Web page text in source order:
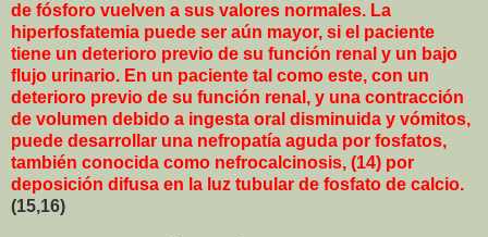
de fósforo vuelven a sus valores normales. La
hiperfosfatemia puede ser aún mayor, si el paciente
tiene un deterioro previo de su función renal y un bajo
flujo urinario. En un paciente tal como este, con un
deterioro previo de su función renal, y una contracción
de volumen debido a ingesta oral disminuida y vómitos,
puede desarrollar una nefropatía aguda por fosfatos,
también conocida como nefrocalcinosis, (14) por
deposición difusa en la luz tubular de fosfato de calcio.
(15,16)